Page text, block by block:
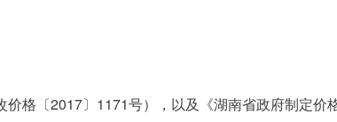
格〔2017〕1171号），以及《湖南省政府制定价